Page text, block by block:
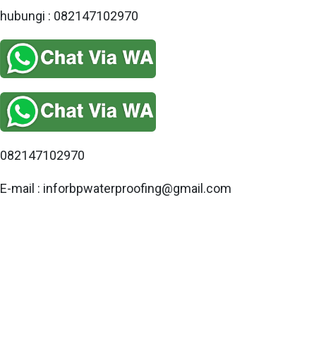
hubungi : 082147102970
082147102970
E-mail : inforbpwaterproofing@gmail.com